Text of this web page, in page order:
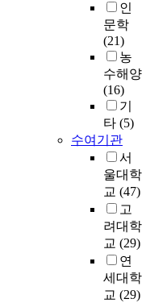
인
문학
(21)
농
수해양
(16)
기
타 (5)
수여기관
서
울대학
교 (47)
고
려대학
교 (29)
연
세대학
교 (29)